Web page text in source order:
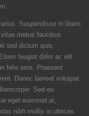
Suspendisse in libero
metus faucibus
sed dictum quis,
feugiat dolor ac elit
felis eros. Praesent
Donec laoreet volutpat
Sed eu
eget euismod at,
nibh mollis in ultrices